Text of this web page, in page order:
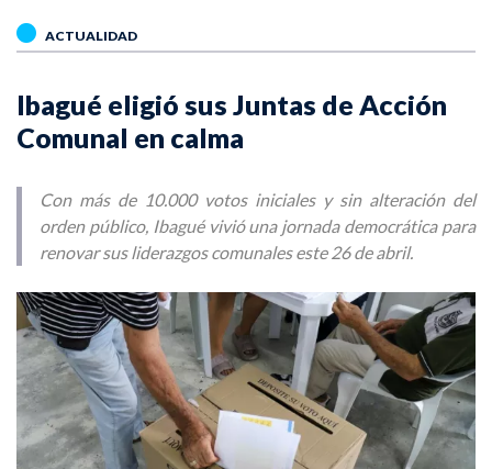
ACTUALIDAD
Ibagué eligió sus Juntas de Acción
Comunal en calma
Con más de 10.000 votos iniciales y sin alteración del
orden público, Ibagué vivió una jornada democrática para
renovar sus liderazgos comunales este 26 de abril.